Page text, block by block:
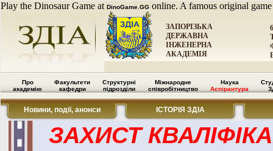
Play the Dinosaur Game at DinoGame.GG online. A famous original
ЗАПОРІЗЬКА
ДЕРЖАВНА
ІНЖЕНЕРНА
АКАДЕМІЯ
Про
академію
Факультети
кафедри
Структурні
підрозділи
Міжнародне
співробітництво
Наука
Аспірантура
Новини, події, анонси ІСТОРІЯ ЗДІА
ЗАХИСТ